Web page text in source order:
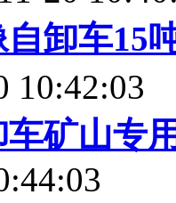
卸车15
10:42:03
矿山专